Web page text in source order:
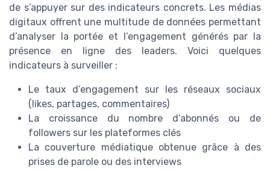
de s’appuyer sur des indicateurs concrets. Les médias
digitaux offrent une multitude de données permettant
d’analyser la portée et l’engagement générés par la
présence en ligne des leaders. Voici quelques
indicateurs à surveiller :
Le taux d’engagement sur les réseaux sociaux
(likes, partages, commentaires)
La croissance du nombre d’abonnés ou de
followers sur les plateformes clés
La couverture médiatique obtenue grâce à des
prises de parole ou des interviews